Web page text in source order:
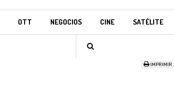
OTT NEGOCIOS CINE SATÉLITE
IMPRIMIR